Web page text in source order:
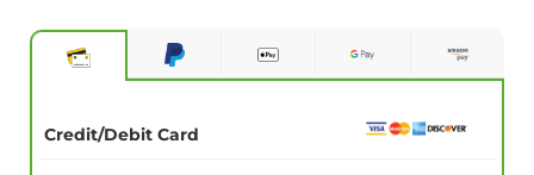
Credit/Debit Card